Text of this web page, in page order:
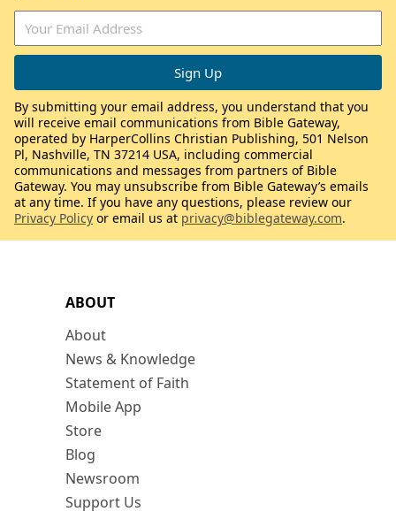
ABOUT
About
News & Knowledge
Statement of Faith
Mobile App
Store
Blog
Newsroom
Support Us
By submitting your email address, you understand that you
will receive email communications from Bible Gateway,
operated by HarperCollins Christian Publishing, 501 Nelson
Pl, Nashville, TN 37214 USA, including commercial
communications and messages from partners of Bible
Gateway. You may unsubscribe from Bible Gateway’s emails
at any time. If you have any questions, please review our
Privacy Policy or email us at privacy@biblegateway.com.